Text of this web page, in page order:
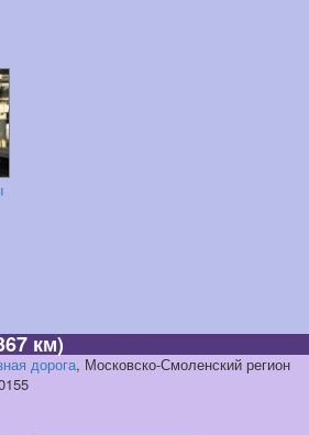
км)
дорога, Московско-Смоленский регион